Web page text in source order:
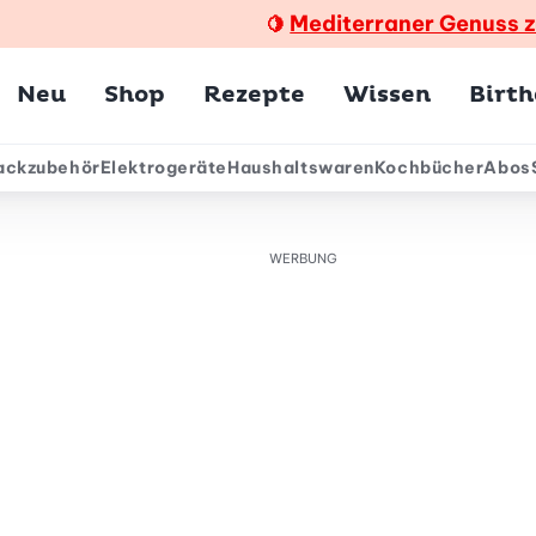
🍋 Mediterraner Genuss
Neu Shop Rezepte Wissen
ElektrogeräteHaushaltswarenKochbücherAbos
WERBUNG